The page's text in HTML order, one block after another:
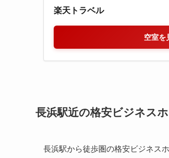
楽天トラベル
空室を
長浜駅近の格安ビジネス
長浜駅から徒歩圏の格安ビジネス